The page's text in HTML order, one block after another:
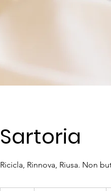
Sartoria
Ricicla, Rinnova, Riusa. Non